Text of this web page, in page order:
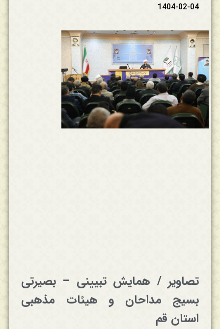
1404-02-04
تصاویر / همایش تبیینی – بصیرتی
بسیج مداحان و هیئات مذهبی
استان قم